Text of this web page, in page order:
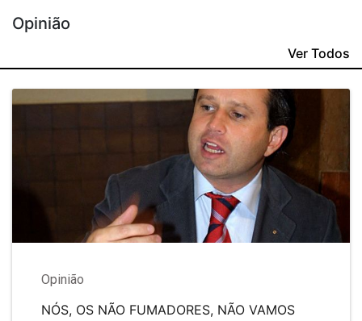
Opinião
Ver Todos
Opinião
NÓS, OS NÃO FUMADORES, NÃO VAMOS